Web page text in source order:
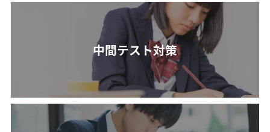
中間テスト対策